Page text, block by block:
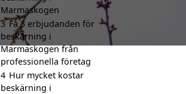
Marmaskogen
3 Få 3 erbjudanden för
beskärning i
Marmaskogen från
professionella företag
4 Hur mycket kostar
beskärning i